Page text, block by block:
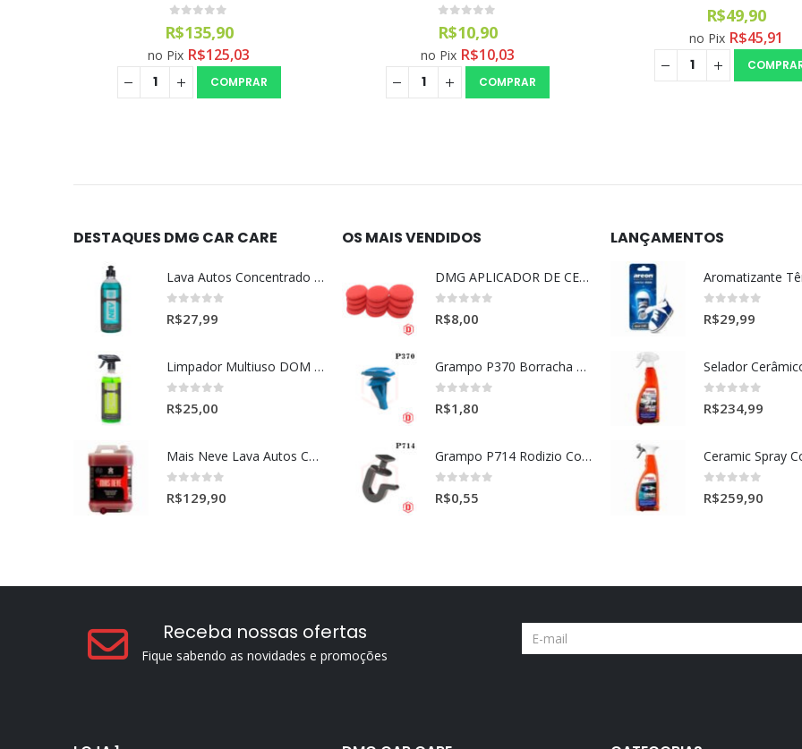
out of 5
R$10,90
no Pix R$10,03
COMPRAR
0out of 5
R$49,90
no Pix R$45,91
COMPRAR
0out of 5
R$ 75,90
no Pix R$69,83
DESTAQUES DMG CAR CARE
Lava Autos Concentrado NEV (nevada) 1:400 (500ml)
out of 5
R$27,99
Limpador Multiuso DOM (Dominos) Dmg Pronto P/Uso (500ml)
out of 5
R$25,00
Mais Neve Lava Autos Concentrado 1:400 X-SHINE 5Litros
out of 5
R$129,90
OS MAIS VENDIDOS
DMG APLICADOR DE CERA ULTRA MACIO VERMELHO l
out of 5
R$8,00
Grampo P370 Borracha Porta (HONDA-TOYOTA)
out of 5
R$1,80
Grampo P714 Rodizio Cortina (VOLVO)
out of 5
R$0,55
LANÇAMENTOS
out of 5
R$29,99
out of 5
R$234,99
out of 5
R$259,90
Receba nossas ofertas
Fique sabendo as novidades e promoções